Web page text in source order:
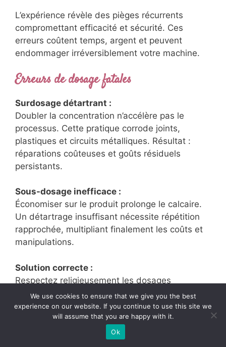
L’expérience révèle des pièges récurrents
compromettant efficacité et sécurité. Ces
erreurs coûtent temps, argent et peuvent
endommager irréversiblement votre machine.
Erreurs de dosage fatales
Surdosage détartrant :
Doubler la concentration n’accélère pas le
processus. Cette pratique corrode joints,
plastiques et circuits métalliques. Résultat :
réparations coûteuses et goûts résiduels
persistants.
Sous-dosage inefficace :
Économiser sur le produit prolonge le calcaire.
Un détartrage insuffisant nécessite répétition
rapprochée, multipliant finalement les coûts et
manipulations.
Solution correcte :
Respectez religieusement les dosages
fabricant. Ces formulations résultent d’études
approfondies garantissant efficacité sans
We use cookies to ensure that we give you the best
experience on our website. If you continue to use this site we
will assume that you are happy with it.
Ok